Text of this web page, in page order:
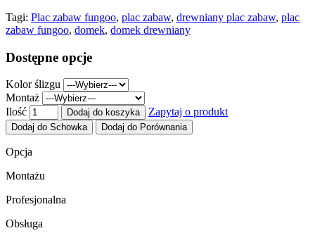
Tagi: Plac zabaw fungoo, plac zabaw, drewniany plac zabaw, plac
zabaw fungoo, domek, domek drewniany
Dostępne opcje
Kolor ślizgu
Montaż
Ilość
Dodaj do koszyka Zapytaj o produkt
Dodaj do Schowka Dodaj do Porównania
Opcja
Montażu
Profesjonalna
Obsługa